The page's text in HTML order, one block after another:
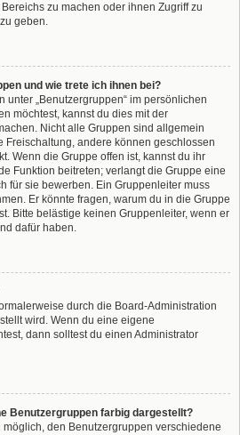
zu machen oder ihnen Zugriff zu
geben.
und wie trete ich ihnen bei?
unter „Benutzergruppen“ im persönlichen
möchtest, kannst du dies mit der
Nicht alle Gruppen sind allgemein
Freischaltung, andere können geschlossen
Wenn die Gruppe offen ist, kannst du ihr
Funktion beitreten; verlangt die Gruppe eine
für sie bewerben. Ein Gruppenleiter muss
Er könnte fragen, warum du in die Gruppe
Bitte belästige keinen Gruppenleiter, wenn er
dafür haben.
durch die Board-Administration
wird. Wenn du eine eigene
dann solltest du einen Administrator
Benutzergruppen farbig dargestellt?
möglich, den Benutzergruppen verschiedene